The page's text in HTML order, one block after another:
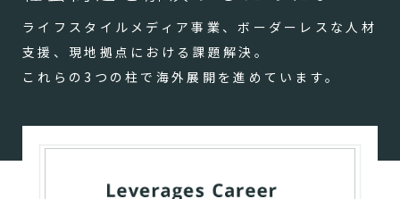
ライフスタイルメディア事業、ボーダーレスな人材
支援、現地拠点における課題解決。
これらの3つの柱で海外展開を進めています。